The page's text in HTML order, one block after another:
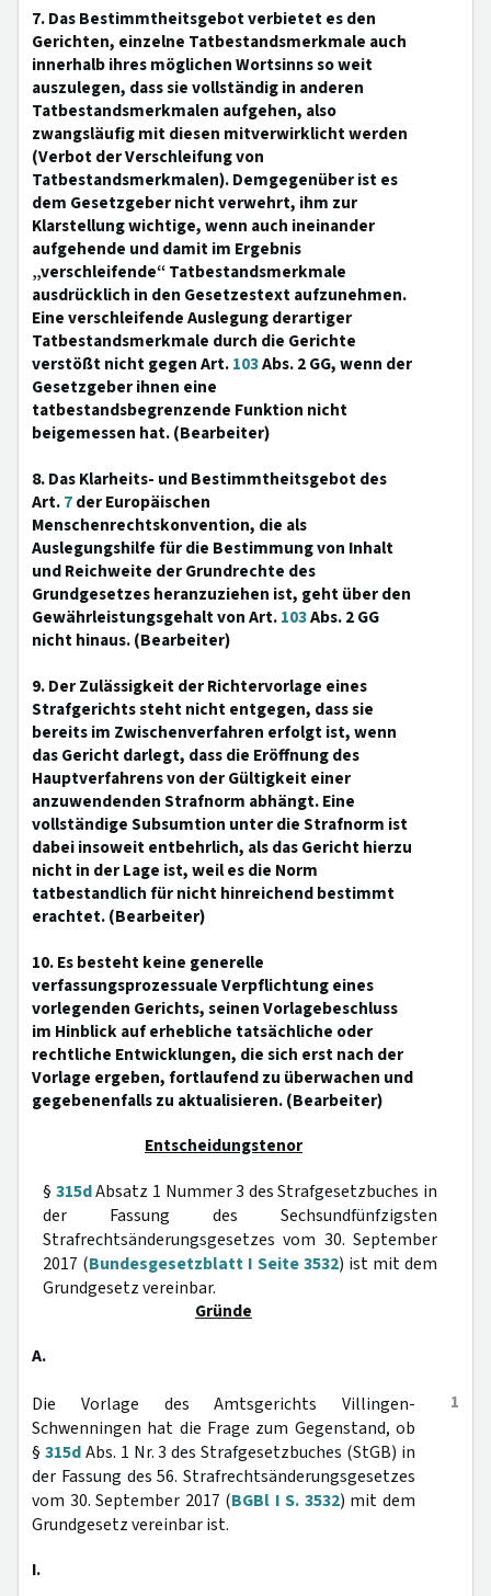
7. Das Bestimmtheitsgebot verbietet es den
Gerichten, einzelne Tatbestandsmerkmale auch
innerhalb ihres möglichen Wortsinns so weit
auszulegen, dass sie vollständig in anderen
Tatbestandsmerkmalen aufgehen, also
zwangsläufig mit diesen mitverwirklicht werden
(Verbot der Verschleifung von
Tatbestandsmerkmalen). Demgegenüber ist es
dem Gesetzgeber nicht verwehrt, ihm zur
Klarstellung wichtige, wenn auch ineinander
aufgehende und damit im Ergebnis
„verschleifende“ Tatbestandsmerkmale
ausdrücklich in den Gesetzestext aufzunehmen.
Eine verschleifende Auslegung derartiger
Tatbestandsmerkmale durch die Gerichte
verstößt nicht gegen Art.103Abs. 2 GG, wenn der
Gesetzgeber ihnen eine
tatbestandsbegrenzende Funktion nicht
beigemessen hat. (Bearbeiter)
8. Das Klarheits- und Bestimmtheitsgebot des
Art.7der Europäischen
Menschenrechtskonvention, die als
Auslegungshilfe für die Bestimmung von Inhalt
und Reichweite der Grundrechte des
Grundgesetzes heranzuziehen ist, geht über den
Gewährleistungsgehalt von Art.103Abs. 2 GG
nicht hinaus. (Bearbeiter)
9. Der Zulässigkeit der Richtervorlage eines
Strafgerichts steht nicht entgegen, dass sie
bereits im Zwischenverfahren erfolgt ist, wenn
das Gericht darlegt, dass die Eröffnung des
Hauptverfahrens von der Gültigkeit einer
anzuwendenden Strafnorm abhängt. Eine
vollständige Subsumtion unter die Strafnorm ist
dabei insoweit entbehrlich, als das Gericht hierzu
nicht in der Lage ist, weil es die Norm
tatbestandlich für nicht hinreichend bestimmt
erachtet. (Bearbeiter)
10. Es besteht keine generelle
verfassungsprozessuale Verpflichtung eines
vorlegenden Gerichts, seinen Vorlagebeschluss
im Hinblick auf erhebliche tatsächliche oder
rechtliche Entwicklungen, die sich erst nach der
Vorlage ergeben, fortlaufend zu überwachen und
gegebenenfalls zu aktualisieren. (Bearbeiter)
Entscheidungstenor
§ 315dAbsatz 1 Nummer 3 des Strafgesetzbuches in
der Fassung des Sechsundfünfzigsten
Strafrechtsänderungsgesetzes vom 30. September
2017 (Bundesgesetzblatt I Seite 3532) ist mit dem
Grundgesetz vereinbar.
Gründe
A.
1
Die Vorlage des Amtsgerichts Villingen-
Schwenningen hat die Frage zum Gegenstand, ob
§ 315dAbs. 1 Nr. 3 des Strafgesetzbuches (StGB) in
der Fassung des 56. Strafrechtsänderungsgesetzes
vom 30. September 2017 (BGBl I S. 3532) mit dem
Grundgesetz vereinbar ist.
I.